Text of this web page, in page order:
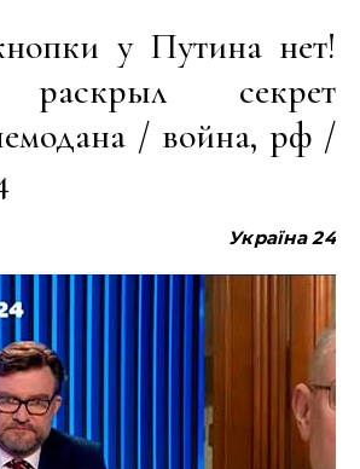
у Путина нет!
секрет
/ война, рф /
Україна24